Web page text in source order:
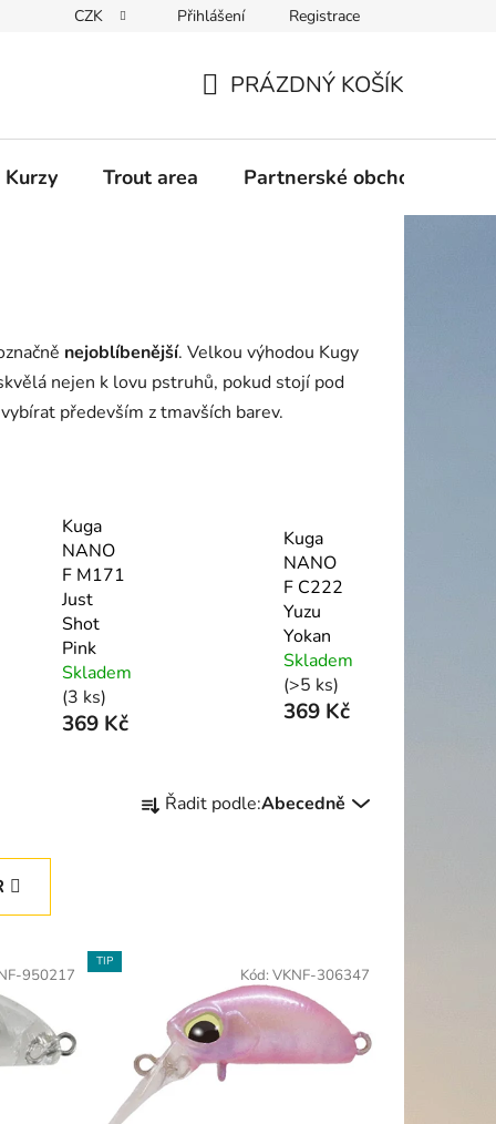
CZK Přihlášení Registrace
KOŠÍK
PRÁZDNÝ KOŠÍK
Kurzy Trout area Partnerské obchody
nejoblíbenější. Velkou výhodou Kugy
nejen k lovu pstruhů, pokud stojí pod
především z tmavších barev.
Kuga
NANO
F M171
Just
Shot
Pink
Skladem
(3 ks)
369 Kč
Kuga
NANO
F C222
Yuzu
Yokan
Skladem
(>5 ks)
369 Kč
a
d
u
k
Řadit podle:Abecedně
950217
TIP
Kód: VKNF-306347